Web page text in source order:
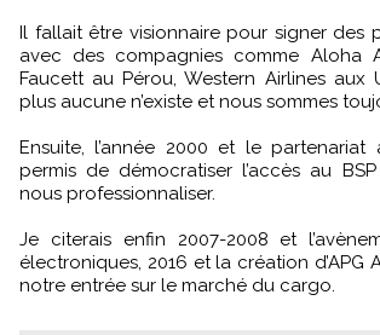
Il fallait être visionnaire pour signer des
avec des compagnies comme Aloha
Faucett au Pérou, Western Airlines aux
plus aucune n’existe et nous sommes
Ensuite, l’année 2000 et le partenariat
permis de démocratiser l’accès au
nous professionnaliser.
Je citerais enfin 2007-2008 et
électroniques, 2016 et la création d’APG
notre entrée sur le marché du cargo.